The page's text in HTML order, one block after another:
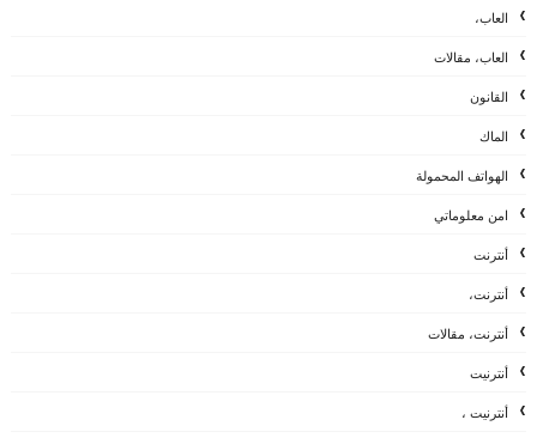
العاب،
العاب، مقالات
القانون
الماك
الهواتف المحمولة
امن معلوماتي
أنترنت
أنترنت،
أنترنت، مقالات
أنترنيت
أنترنيت ،